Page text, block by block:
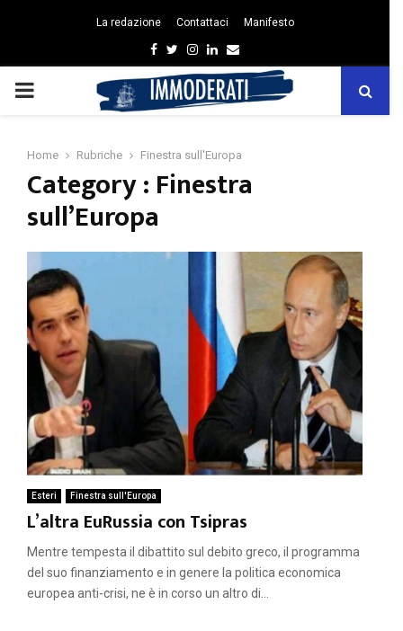
La redazione Contattaci Manifesto
Facebook
Twitter
Instagram
Linkedin
Email
PRIMARY
Home Rubriche Finestra sull'Europa
Category : Finestra
sull’Europa
Esteri Finestra sull'Europa
L’altra EuRussia con Tsipras
Mentre tempesta il dibattito sul debito greco, il programma
del suo finanziamento e in genere la politica economica
europea anti-crisi, ne è in corso un altro di...